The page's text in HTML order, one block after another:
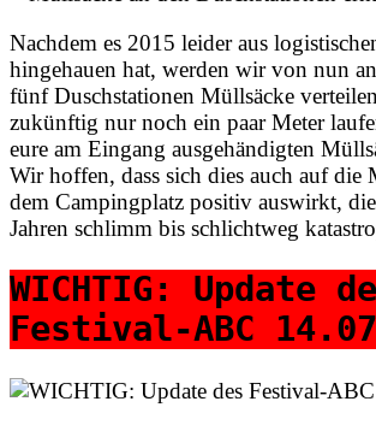
Nachdem es 2015 leider aus
hingehauen hat, werden wir von nun
fünf Duschstationen Müllsäcke
zukünftig nur noch ein paar Meter
eure am Eingang ausgehändigten
Wir hoffen, dass sich dies auch auf die
dem Campingplatz positiv auswirkt,
Jahren schlimm bis schlichtweg
WICHTIG: Update
Festival-ABC